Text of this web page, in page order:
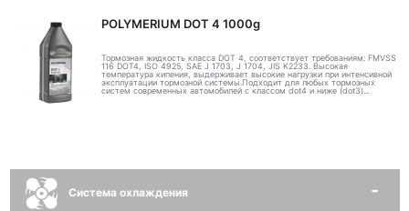
POLYMERIUM DOT 4 1000g
Тормозная жидкость класса DOT 4, соответствует требованиям: FMVSS
116 DOT4, ISO 4925, SAE J 1703, J 1704, JIS K2233. Высокая
температура кипения, выдерживает высокие нагрузки при интенсивной
эксплуатации тормозной системы.Подходит для любых тормозных
систем современных автомобилей с классом dot4 и ниже (dot3)...
Система охлаждения